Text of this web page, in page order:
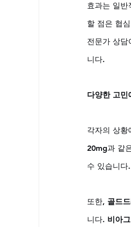
효과는 일
할 점은 협
전문가 상
니다.
다양한 고민
각자의 상황
20mg과 같
수 있습니다.
또한, 골드
니다. 비아